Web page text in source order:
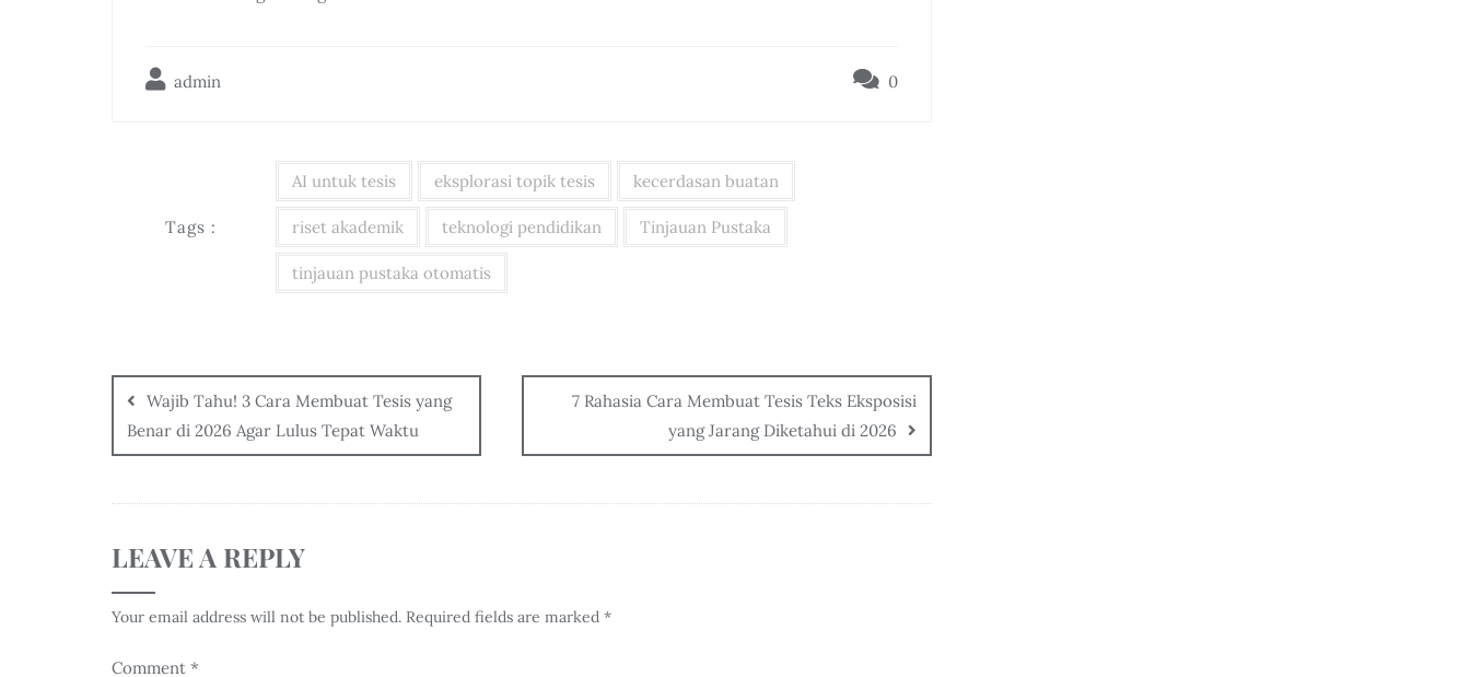
admin 0
Tags :
AI untuk tesis eksplorasi topik tesis kecerdasan buatan
riset akademik teknologi pendidikan Tinjauan Pustaka
tinjauan pustaka otomatis
Wajib Tahu! 3 Cara Membuat Tesis yang
Benar di 2026 Agar Lulus Tepat Waktu
7 Rahasia Cara Membuat Tesis Teks Eksposisi
yang Jarang Diketahui di 2026
LEAVE A REPLY
Your email address will not be published. Required fields are marked *
Comment *